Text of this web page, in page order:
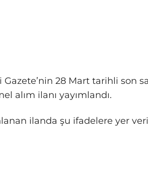
Gazete’nin 28 Mart tarihli son
alım ilanı yayımlandı.
ilanda şu ifadelere yer